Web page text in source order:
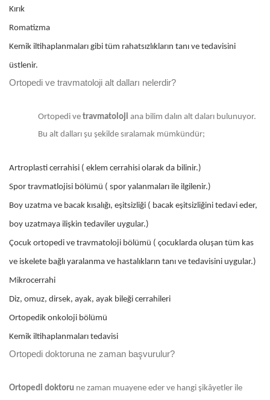
Kırık
Romatizma
Kemik iltihaplanmaları gibi tüm rahatsızlıkların tanı ve tedavisini
üstlenir.
Ortopedi ve travmatoloji alt dalları nelerdir?
Ortopedi ve travmatoloji ana bilim dalın alt daları bulunuyor.
Bu alt dalları şu şekilde sıralamak mümkündür;
Artroplasti cerrahisi ( eklem cerrahisi olarak da bilinir.)
Spor travmatlojisi bölümü ( spor yalanmaları ile ilgilenir.)
Boy uzatma ve bacak kısalığı, eşitsizliği ( bacak eşitsizliğini tedavi eder,
boy uzatmaya ilişkin tedaviler uygular.)
Çocuk ortopedi ve travmatoloji bölümü ( çocuklarda oluşan tüm kas
ve iskelete bağlı yaralanma ve hastalıkların tanı ve tedavisini uygular.)
Mikrocerrahi
Diz, omuz, dirsek, ayak, ayak bileği cerrahileri
Ortopedik onkoloji bölümü
Kemik iltihaplanmaları tedavisi
Ortopedi doktoruna ne zaman başvurulur?
Ortopedi doktoru ne zaman muayene eder ve hangi şikâyetler ile